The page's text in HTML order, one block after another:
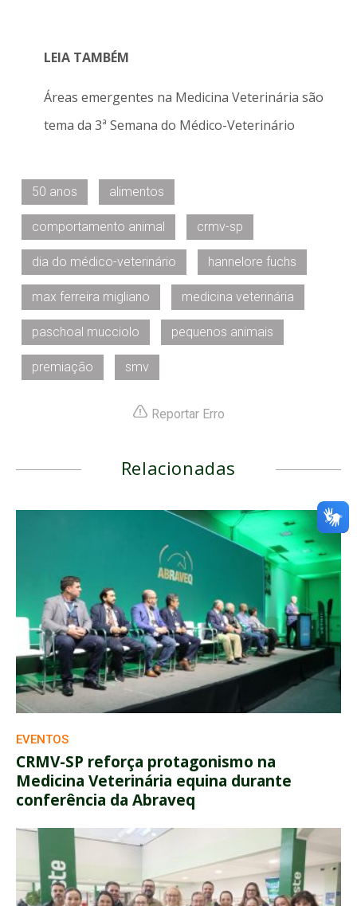
LEIA TAMBÉM
Áreas emergentes na Medicina Veterinária são
tema da 3ª Semana do Médico-Veterinário
50 anos alimentos
comportamento animal crmv-sp
dia do médico-veterinário hannelore fuchs
max ferreira migliano medicina veterinária
paschoal mucciolo pequenos animais
premiação smv
Reportar Erro
Relacionadas
EVENTOS
CRMV-SP reforça protagonismo na
Medicina Veterinária equina durante
conferência da Abraveq